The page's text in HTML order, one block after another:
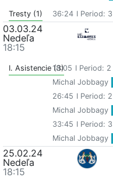
Tresty (1) 36:24 I Period: 3
03.03.24
Nedeľa
18:15
I. Asistencie (3)
18:05 I Period: 2
Michal Jobbagy
26:45 I Period: 2
Michal Jobbagy
33:45 I Period: 3
Michal Jobbagy
25.02.24
Nedeľa
18:15